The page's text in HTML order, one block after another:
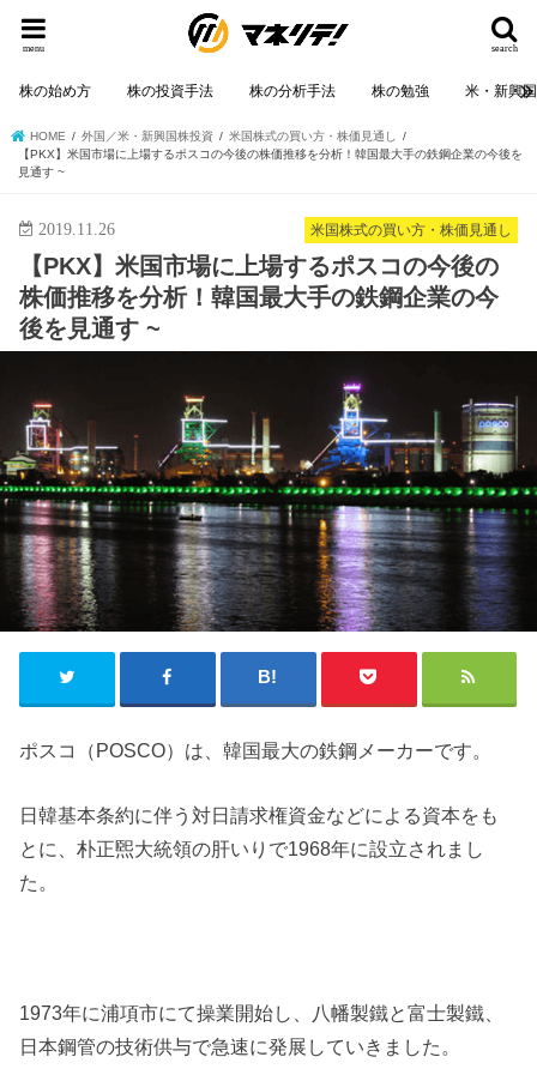
search
menu
株の始め方 株の投資手法 株の分析手法 株の勉強 米・新興
HOME 外国／米・新興国株投資
米国株式の買い方・株価見通し
【PKX】米国市場に上場するポスコの今後の株価推移を分析！韓国最大手の鉄鋼企業の今後を
見通す ~
米国株式の買い方・株価見通し
2019.11.26
【PKX】米国市場に上場するポスコの今後の
株価推移を分析！韓国最大手の鉄鋼企業の今
後を見通す ~
ポスコ（POSCO）は、韓国最大の鉄鋼メーカーです。
日韓基本条約に伴う対日請求権資金などによる資本をも
とに、朴正煕大統領の肝いりで1968年に設立されまし
た。
1973年に浦項市にて操業開始し、八幡製鐵と富士製鐵、
日本鋼管の技術供与で急速に発展していきました。